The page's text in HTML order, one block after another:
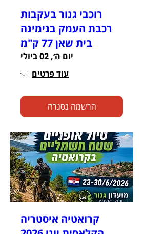
רוכבי גנור בעקבות
רכבת העמק בנימינה
בית שאן 77 ק"מ
יום ה׳, 02 ביולי
עוד פרטים
הרשמה נסגרה
קרואטיה איסטריה